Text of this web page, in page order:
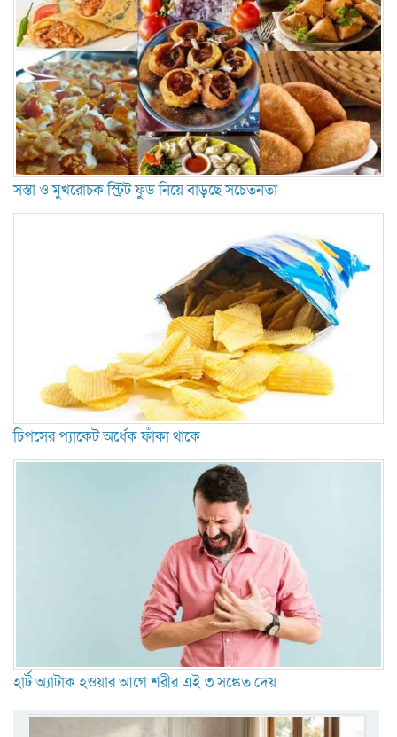
সস্তা ও মুখরোচক স্ট্রিট ফুড নিয়ে বাড়ছে সচেতনতা
চিপসের প্যাকেট অর্ধেক ফাঁকা থাকে
হার্ট অ্যাটাক হওয়ার আগে শরীর এই ৩ সঙ্কেত দেয়